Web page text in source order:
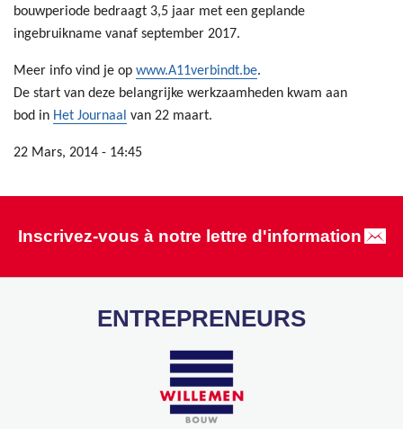
bouwperiode bedraagt 3,5 jaar met een geplande
ingebruikname vanaf september 2017.
Meer info vind je op www.A11verbindt.be.
De start van deze belangrijke werkzaamheden kwam aan
bod in Het Journaal van 22 maart.
22 Mars, 2014 - 14:45
Inscrivez-vous à notre lettre d'information
ENTREPRENEURS